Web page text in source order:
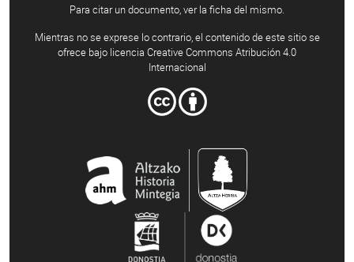
Para citar un documento, ver la ficha del mismo.
Mientras no se exprese lo contrario, el contenido de este sitio se
ofrece bajo licencia Creative Commons Atribución 4.0
Internacional